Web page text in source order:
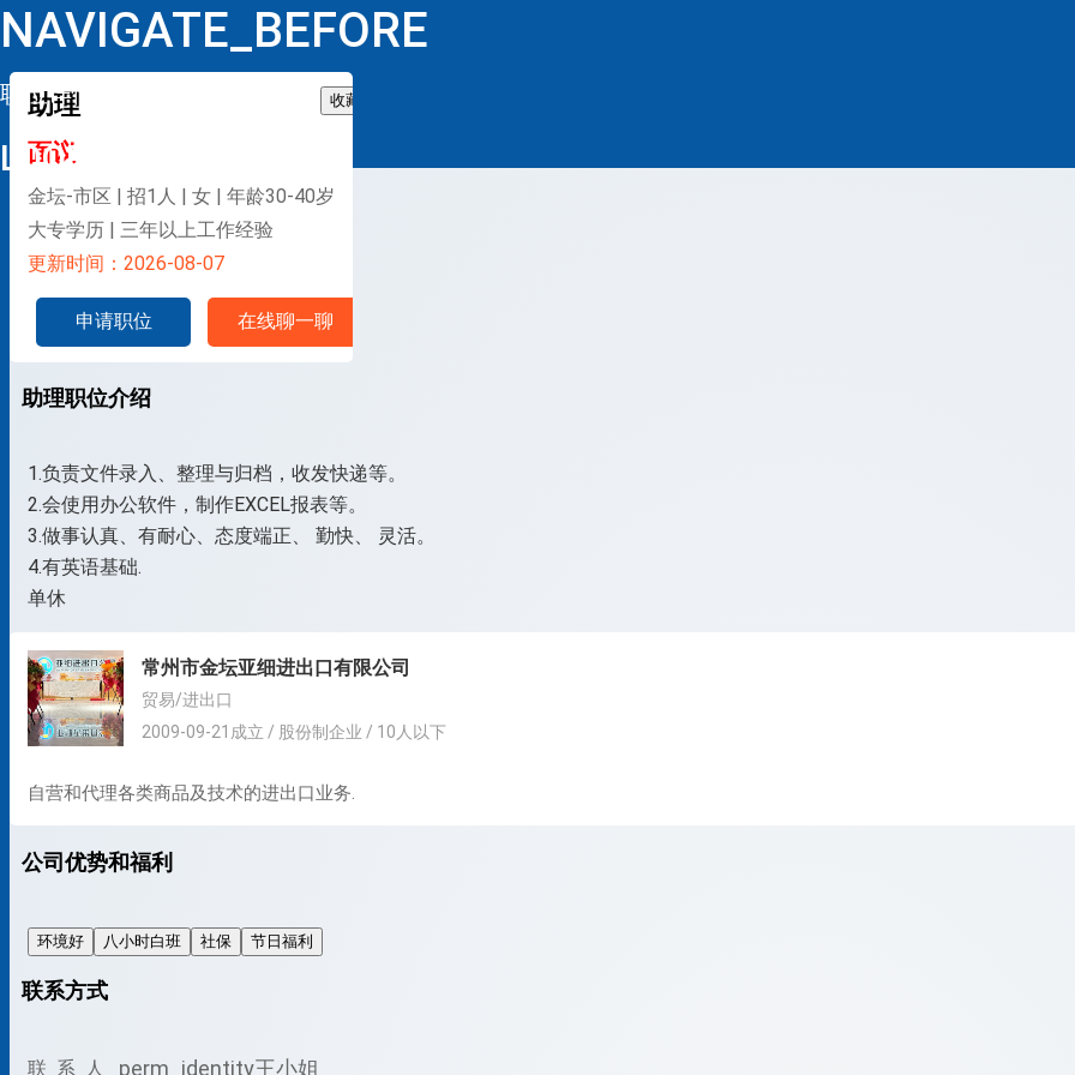
NAVIGATE_BEFORE
职位详情
LOOP
助理 收藏
面议
金坛-市区 | 招1人 | 女 | 年龄30-40岁
大专学历 | 三年以上工作经验
更新时间：2026-08-07
申请职位 在线聊一聊
助理职位介绍
1.负责文件录入、整理与归档，收发快递等。
2.会使用办公软件，制作EXCEL报表等。
3.做事认真、有耐心、态度端正、 勤快、 灵活。
4.有英语基础.
单休
常州市金坛亚细进出口有限公司
贸易/进出口
2009-09-21成立 / 股份制企业 / 10人以下
自营和代理各类商品及技术的进出口业务.
公司优势和福利
环境好 八小时白班 社保 节日福利
联系方式
联 系 人 perm_identity王小姐